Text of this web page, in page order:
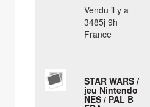
Vendu il y a
3485j 9h
France
STAR WARS /
jeu Nintendo
NES / PAL B